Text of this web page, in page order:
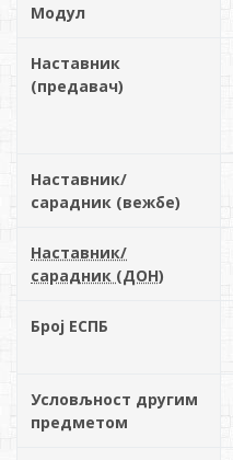
Модул
Наставник
(предавач)
Наставник/
сарадник (вежбе)
Наставник/
сарадник (ДОН)
Број ЕСПБ
Условљност другим
предметом